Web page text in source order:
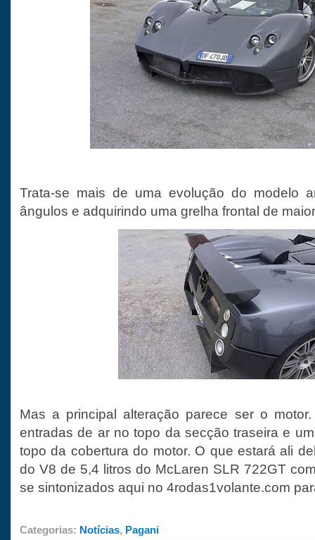
Trata-se mais de uma evolução do modelo
ângulos e adquirindo uma grelha frontal de
Mas a principal alteração parece ser o
entradas de ar no topo da secção traseira e
topo da cobertura do motor. O que estará ali
do V8 de 5,4 litros do McLaren SLR 722GT
se sintonizados aqui no 4rodas1volante.com
Categorias: Notícias, Pagani